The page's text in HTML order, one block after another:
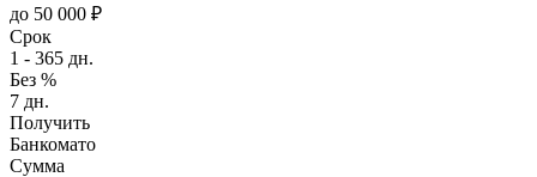
до 50 000 ₽
Срок
1 - 365 дн.
Без %
7 дн.
Получить
Банкомато
Сумма